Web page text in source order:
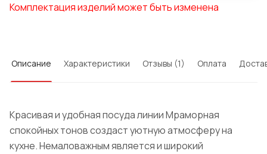
Комплектация изделий может быть изменена
Описание Характеристики Отзывы (1) Оплата
Красивая и удобная посуда линии Мраморная
спокойных тонов создаст уютную атмосферу на
кухне. Немаловажным является и широкий